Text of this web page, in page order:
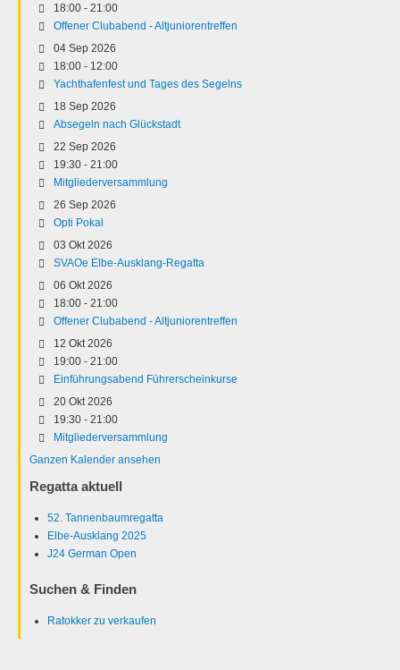
18:00 - 21:00
Offener Clubabend - Altjuniorentreffen
04 Sep 2026
18:00 - 12:00
Yachthafenfest und Tages des Segelns
18 Sep 2026
Absegeln nach Glückstadt
22 Sep 2026
19:30 - 21:00
Mitgliederversammlung
26 Sep 2026
Opti Pokal
03 Okt 2026
SVAOe Elbe-Ausklang-Regatta
06 Okt 2026
18:00 - 21:00
Offener Clubabend - Altjuniorentreffen
12 Okt 2026
19:00 - 21:00
Einführungsabend Führerscheinkurse
20 Okt 2026
19:30 - 21:00
Mitgliederversammlung
Ganzen Kalender ansehen
Regatta aktuell
52. Tannenbaumregatta
Elbe-Ausklang 2025
J24 German Open
Suchen & Finden
Ratokker zu verkaufen